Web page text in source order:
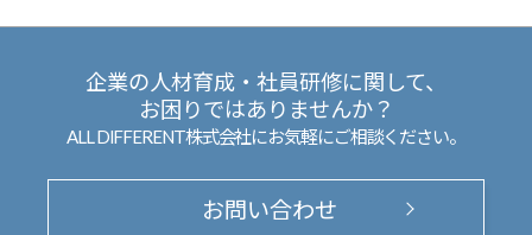
企業の人材育成・社員研修に関して、
お困りではありませんか？
ALL DIFFERENT株式会社にお気軽にご相談ください。
お問い合わせ